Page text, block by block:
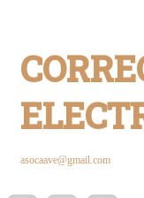
asocaave@gmail.com